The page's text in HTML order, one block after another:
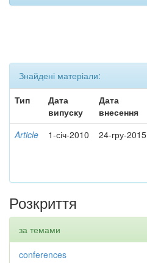
Знайдені матеріали:
Тип
Дата
випуску
Дата
внесення
Article 1-січ-2010 24-гру-2015
Розкриття
за темами
conferences